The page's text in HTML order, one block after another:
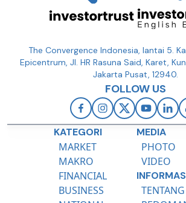
The Convergence Indonesia, lantai 5.
Epicentrum, Jl. HR Rasuna Said, Karet,
Jakarta Pusat, 12940.
FOLLOW US
KATEGORI
MARKET
MAKRO
FINANCIAL
BUSINESS
MEDIA
PHOTO
VIDEO